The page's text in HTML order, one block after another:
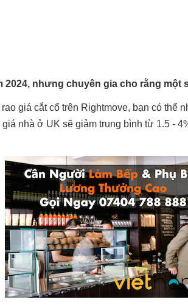
2024, nhưng chuyên gia cho rằng
giá cắt cổ trên Rightmove, bạn có thể
nhà ở UK sẽ giảm trung bình từ 1.5 -